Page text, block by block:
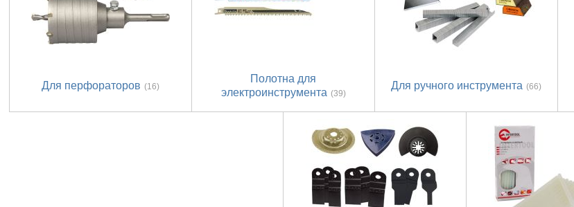
Для перфораторов (16)
Полотна для
электроинструмента (39)
Для ручного инструмента (66)